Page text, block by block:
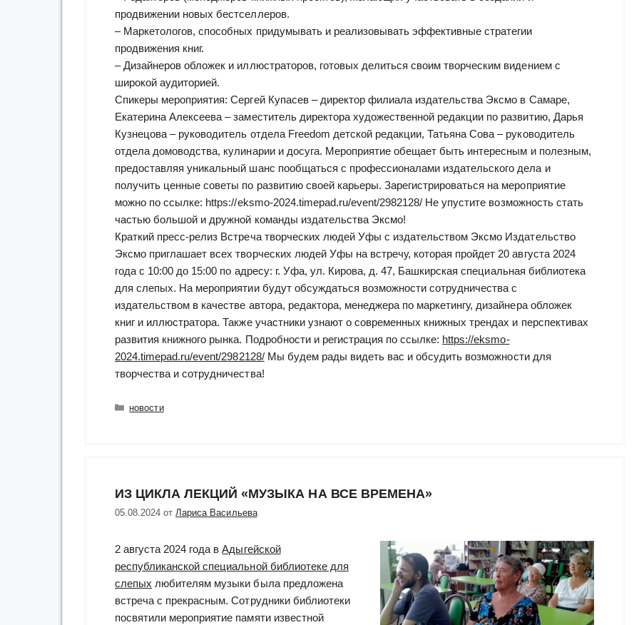
продвижении новых бестселлеров.
– Маркетологов, способных придумывать и реализовывать эффективные стратегии
продвижения книг.
– Дизайнеров обложек и иллюстраторов, готовых делиться своим творческим видением с
широкой аудиторией.
Спикеры мероприятия: Сергей Купасев – директор филиала издательства Эксмо в Самаре,
Екатерина Алексеева – заместитель директора художественной редакции по развитию, Дарья
Кузнецова – руководитель отдела Freedom детской редакции, Татьяна Сова – руководитель
отдела домоводства, кулинарии и досуга. Мероприятие обещает быть интересным и полезным,
предоставляя уникальный шанс пообщаться с профессионалами издательского дела и
получить ценные советы по развитию своей карьеры. Зарегистрироваться на мероприятие
можно по ссылке: https://eksmo-2024.timepad.ru/event/2982128/ Не упустите возможность стать
частью большой и дружной команды издательства Эксмо!
Краткий пресс-релиз Встреча творческих людей Уфы с издательством Эксмо Издательство
Эксмо приглашает всех творческих людей Уфы на встречу, которая пройдет 20 августа 2024
года с 10:00 до 15:00 по адресу: г. Уфа, ул. Кирова, д. 47, Башкирская специальная библиотека
для слепых. На мероприятии будут обсуждаться возможности сотрудничества с
издательством в качестве автора, редактора, менеджера по маркетингу, дизайнера обложек
книг и иллюстратора. Также участники узнают о современных книжных трендах и перспективах
развития книжного рынка. Подробности и регистрация по ссылке: https://eksmo-
2024.timepad.ru/event/2982128/Мы будем рады видеть вас и обсудить возможности для
творчества и сотрудничества!
Рубрики
новости
ИЗ ЦИКЛА ЛЕКЦИЙ «МУЗЫКА НА ВСЕ ВРЕМЕНА»
05.08.2024 отЛариса Васильева
2 августа 2024 года вАдыгейской
республиканской специальной библиотеке для
слепых любителям музыки была предложена
встреча с прекрасным. Сотрудники библиотеки
посвятили мероприятие памяти известной